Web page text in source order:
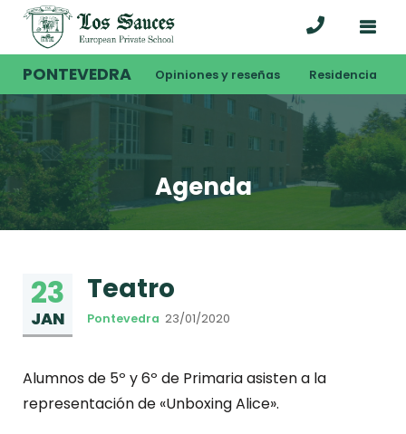
PONTEVEDRA Opiniones y reseñas Residencia
Agenda
23
JAN
Teatro
Pontevedra 23/01/2020
Alumnos de 5º y 6º de Primaria asisten a la
representación de «Unboxing Alice».